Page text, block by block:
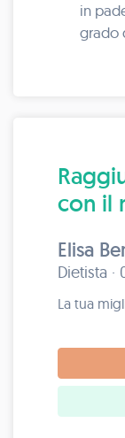
in
grado
con il
Elisa
Dietista ·
La tua